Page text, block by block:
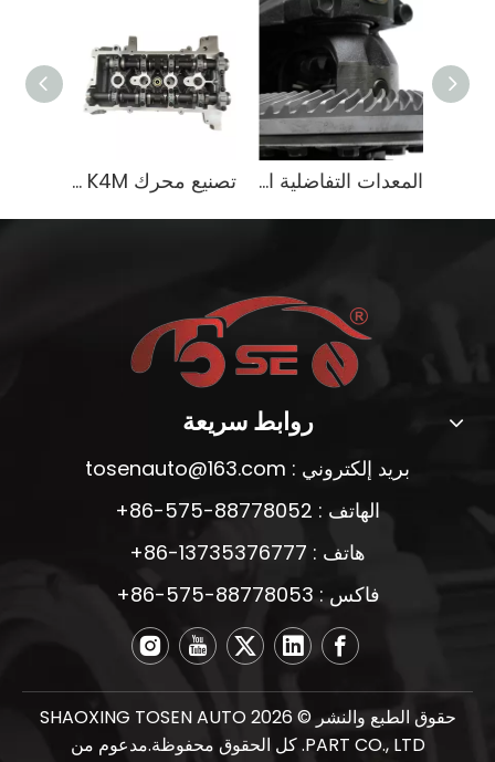
تصنيع محرك K4M رأس أسطوانة كامل لرينو المعدات التفاضلية الشاقة OEM 9071666
روابط سريعة
بريد إلكتروني : tosenauto@163.com
الهاتف : 88778052-575-86+
هاتف : 13735376777-86+
فاكس : 88778053-575-86+
حقوق الطبع والنشر ©2026
SHAOXING TOSEN AUTO
PART CO., LTD. كل الحقوق محفوظة.مدعوم من